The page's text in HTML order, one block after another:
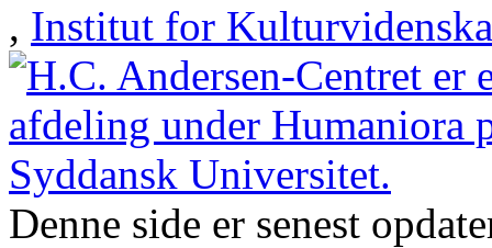
, Institut for
Denne side er senest